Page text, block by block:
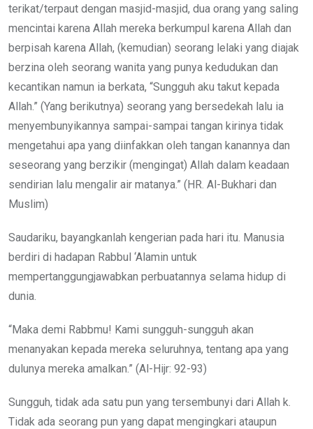
terikat/terpaut dengan masjid-masjid, dua orang yang saling
mencintai karena Allah mereka berkumpul karena Allah dan
berpisah karena Allah, (kemudian) seorang lelaki yang diajak
berzina oleh seorang wanita yang punya kedudukan dan
kecantikan namun ia berkata, “Sungguh aku takut kepada
Allah.” (Yang berikutnya) seorang yang bersedekah lalu ia
menyembunyikannya sampai-sampai tangan kirinya tidak
mengetahui apa yang diinfakkan oleh tangan kanannya dan
seseorang yang berzikir (mengingat) Allah dalam keadaan
sendirian lalu mengalir air matanya.” (HR. Al-Bukhari dan
Muslim)
Saudariku, bayangkanlah kengerian pada hari itu. Manusia
berdiri di hadapan Rabbul ‘Alamin untuk
mempertanggungjawabkan perbuatannya selama hidup di
dunia.
“Maka demi Rabbmu! Kami sungguh-sungguh akan
menanyakan kepada mereka seluruhnya, tentang apa yang
dulunya mereka amalkan.” (Al-Hijr: 92-93)
Sungguh, tidak ada satu pun yang tersembunyi dari Allah k.
Tidak ada seorang pun yang dapat mengingkari ataupun